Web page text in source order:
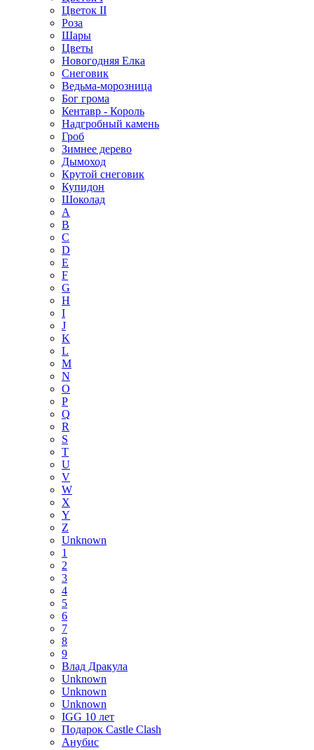
Цветок II
Роза
Шары
Цветы
Новогодняя Елка
Снеговик
Ведьма-морозница
Бог грома
Кентавр - Король
Надгробный камень
Гроб
Зимнее дерево
Дымоход
Крутой снеговик
Купидон
Шоколад
A
B
C
D
E
F
G
H
I
J
K
L
M
N
O
P
Q
R
S
T
U
V
W
X
Y
Z
Unknown
1
2
3
4
5
6
7
8
9
Влад Дракула
Unknown
Unknown
Unknown
IGG 10 лет
Подарок Castle Clash
Анубис